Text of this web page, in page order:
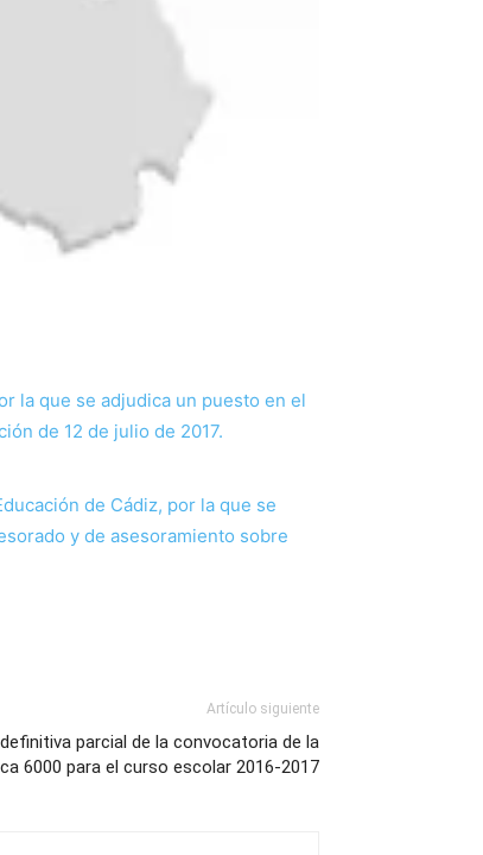
la que se adjudica un puesto en el
de 12 de julio de 2017.
de Cádiz, por la que se
y de asesoramiento sobre
Artículo siguiente
parcial de la convocatoria de la
6000 para el curso escolar 2016-2017